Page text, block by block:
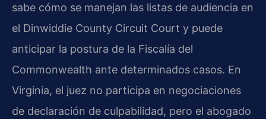
sabe cómo se manejan las listas de audiencia en
el Dinwiddie County Circuit Court y puede
anticipar la postura de la Fiscalía del
Commonwealth ante determinados casos. En
Virginia, el juez no participa en negociaciones
de declaración de culpabilidad, pero el abogado